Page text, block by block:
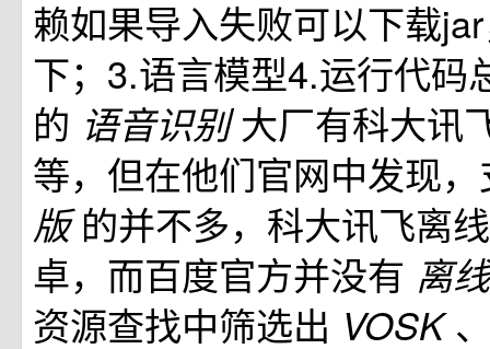
赖如果导入失败可以下载
下；3.语言模型4.运行代码
的 语音识别大厂有科大讯
等，但在他们官网中发现
版的并不多，科大讯飞离
卓，而百度官方并没有 离
资源查找中筛选出 VOSK